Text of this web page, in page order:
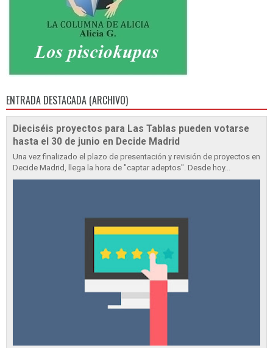
ENTRADA DESTACADA (ARCHIVO)
Dieciséis proyectos para Las Tablas pueden votarse
hasta el 30 de junio en Decide Madrid
Una vez finalizado el plazo de presentación y revisión de proyectos en
Decide Madrid, llega la hora de "captar adeptos". Desde hoy...